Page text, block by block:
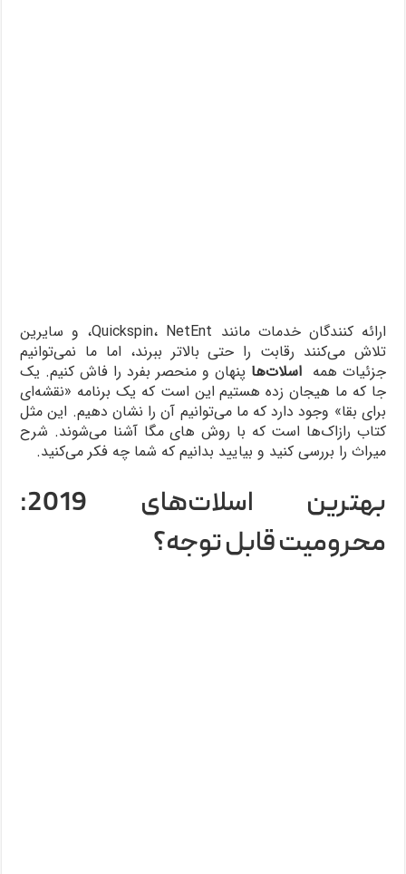
ارائه کنندگان خدمات مانند Quickspin، NetEnt، و سایرین
تلاش می‌کنند رقابت را حتی بالاتر ببرند، اما ما نمی‌توانیم
جزئیات همهاسلات‌ها پنهان و منحصر بفرد را فاش کنیم. یک
جا که ما هیجان زده هستیم این است که یک برنامه «نقشه‌ای
برای بقا» وجود دارد که ما می‌توانیم آن را نشان دهیم. این مثل
کتاب رازاک‌ها است که با روش های مگا آشنا می‌شوند. شرح
میراث را بررسی کنید و بیایید بدانیم که شما چه فکر می‌کنید.
بهترین اسلات‌های 2019:
محرومیت قابل توجه؟